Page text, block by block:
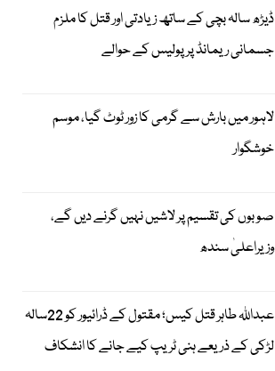
ڈیڑھ سالہ بچی کے ساتھ زیادتی اور قتل کا ملزم
جسمانی ریمانڈ پر پولیس کے حوالے
لاہور میں بارش سے گرمی کا زور ٹوٹ گیا، موسم
خوشگوار
صوبوں کی تقسیم پر لاشیں نہیں گرنے دیں گے،
وزیراعلیٰ سندھ
عبداللہ طاہر قتل کیس؛ مقتول کے ڈرائیور کو 22سالہ
لڑکی کے ذریعے ہنی ٹریپ کیے جانے کا انشکاف